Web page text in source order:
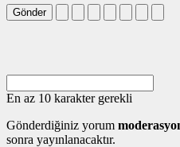
Gönder
En az 10 karakter gerekli
Gönderdiğiniz yorum
sonra yayınlanacaktır.